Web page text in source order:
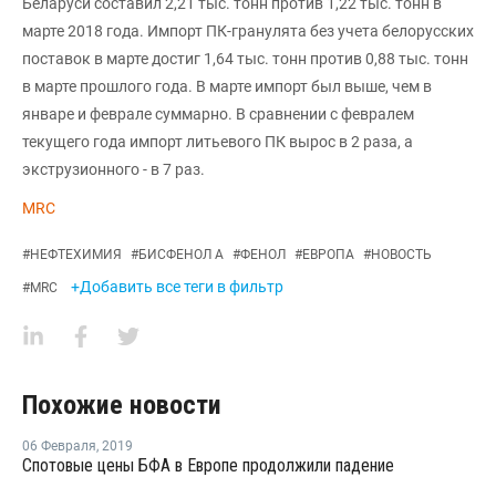
марте 2018 года. Импорт ПК-гранулята без учета белорусских
поставок в марте достиг 1,64 тыс. тонн против 0,88 тыс. тонн
в марте прошлого года. В марте импорт был выше, чем в
январе и феврале суммарно. В сравнении с февралем
текущего года импорт литьевого ПК вырос в 2 раза, а
экструзионного - в 7 раз.
MRC
#НЕФТЕХИМИЯ #БИСФЕНОЛ А #ФЕНОЛ #ЕВРОПА #НОВОСТЬ
#MRC +Добавить все теги в фильтр
Похожие новости
06 Февраля, 2019
Спотовые цены БФА в Европе продолжили падение